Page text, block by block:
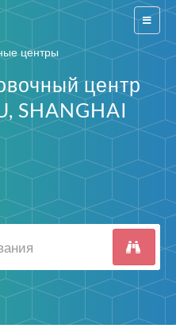
Switch
центры
центр
SHANGHAI